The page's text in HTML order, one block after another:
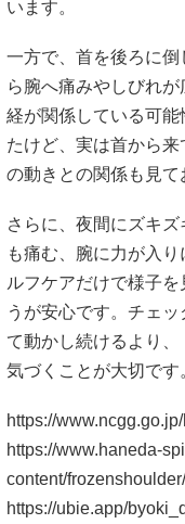
います。
一方で、首を後ろに
ら腕へ痛みやしびれ
経が関係している可
たけど、実は首から
の動きとの関係も見て
さらに、夜間にズキ
も痛む、腕に力が入
ルフケアだけで様子
うが安心です。チェ
て動かし続けるより
気づくことが大切です
https://
https://www.haneda-
content/frozenshoulder/
https://ubie.app/